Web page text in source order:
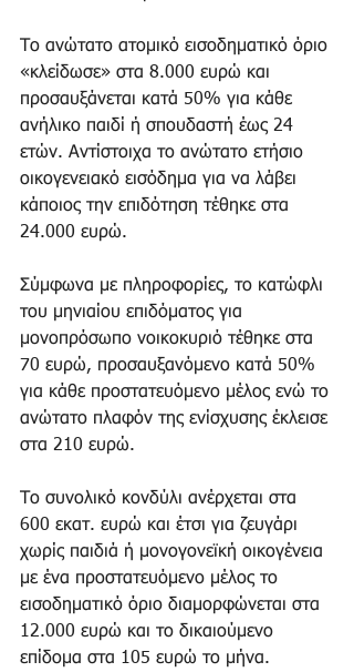
Το ανώτατο ατομικό εισοδηματικό όριο
«κλείδωσε» στα 8.000 ευρώ και
προσαυξάνεται κατά 50% για κάθε
ανήλικο παιδί ή σπουδαστή έως 24
ετών. Αντίστοιχα το ανώτατο ετήσιο
οικογενειακό εισόδημα για να λάβει
κάποιος την επιδότηση τέθηκε στα
24.000 ευρώ.
Σύμφωνα με πληροφορίες, το κατώφλι
του μηνιαίου επιδόματος για
μονοπρόσωπο νοικοκυριό τέθηκε στα
70 ευρώ, προσαυξανόμενο κατά 50%
για κάθε προστατευόμενο μέλος ενώ το
ανώτατο πλαφόν της ενίσχυσης έκλεισε
στα 210 ευρώ.
Το συνολικό κονδύλι ανέρχεται στα
600 εκατ. ευρώ και έτσι για ζευγάρι
χωρίς παιδιά ή μονογονεϊκή οικογένεια
με ένα προστατευόμενο μέλος το
εισοδηματικό όριο διαμορφώνεται στα
12.000 ευρώ και το δικαιούμενο
επίδομα στα 105 ευρώ το μήνα.